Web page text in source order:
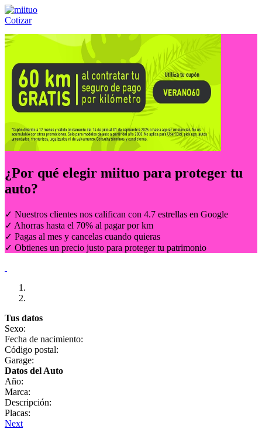
Cotizar
Llámanos al:(55) 84-21-05-00 ó
¿Por qué elegir miituo para proteger tu
auto?
✓ Nuestros clientes nos califican con 4.7 estrellas en Google
✓ Ahorras hasta el 70% al pagar por km
✓ Pagas al mes y cancelas cuando quieras
✓ Obtienes un precio justo para proteger tu patrimonio
Tus datos
Sexo:
Fecha de nacimiento:
Código postal:
Garage:
Datos del Auto
Año:
Marca:
Descripción:
Placas:
Next